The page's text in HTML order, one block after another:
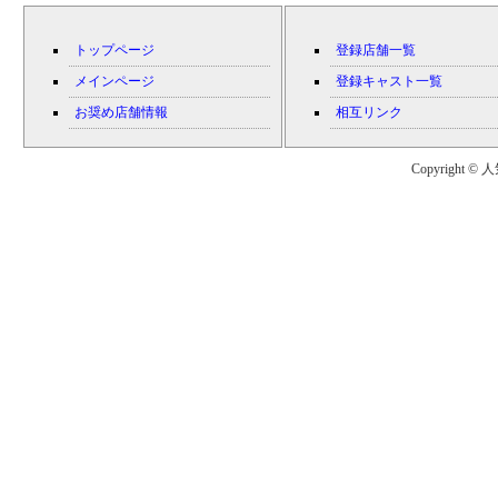
トップページ
メインページ
お奨め店舗情報
登録店舗一覧
登録キャスト一覧
相互リンク
Copyright © 人